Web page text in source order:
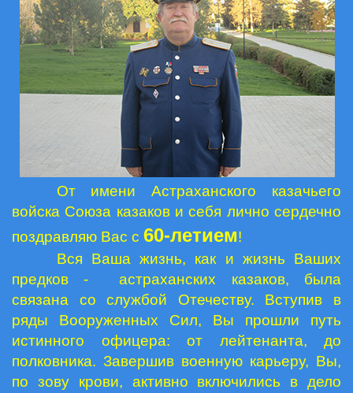
От имени Астраханского казачьего
войска Союза казаков и себя лично сердечно
поздравляю Вас с 60-летием!
Вся Ваша жизнь, как и жизнь Ваших
предков - астраханских казаков, была
связана со службой Отечеству. Вступив в
ряды Вооруженных Сил, Вы прошли путь
истинного офицера: от лейтенанта, до
полковника. Завершив военную карьеру, Вы,
по зову крови, активно включились в дело